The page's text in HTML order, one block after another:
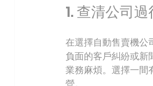
1. 查清公司
在選擇自動售賣機公
負面的客戶糾紛或新
業務麻煩。選擇一間